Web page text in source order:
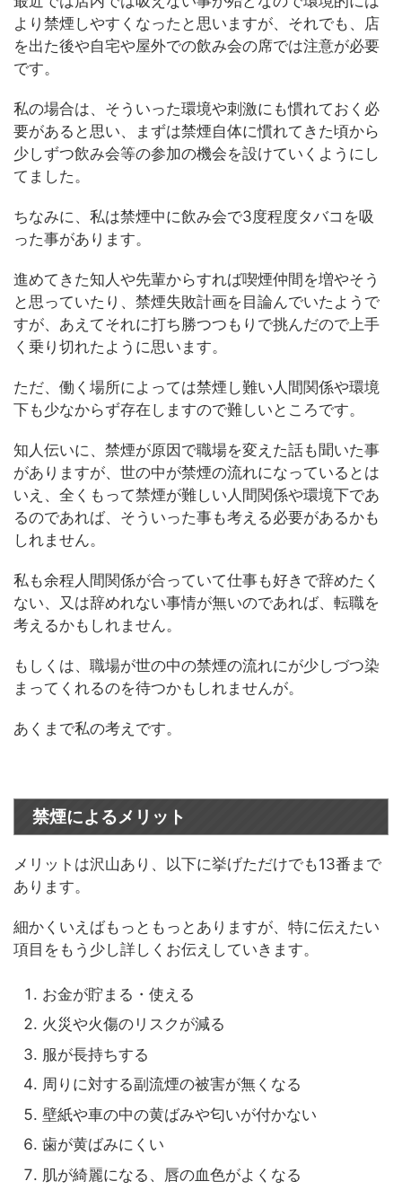
より禁煙しやすくなったと思いますが、それでも、店
を出た後や自宅や屋外での飲み会の席では注意が必要
です。
私の場合は、そういった環境や刺激にも慣れておく必
要があると思い、まずは禁煙自体に慣れてきた頃から
少しずつ飲み会等の参加の機会を設けていくようにし
てました。
ちなみに、私は禁煙中に飲み会で3度程度タバコを吸
った事があります。
進めてきた知人や先輩からすれば喫煙仲間を増やそう
と思っていたり、禁煙失敗計画を目論んでいたようで
すが、あえてそれに打ち勝つつもりで挑んだので上手
く乗り切れたように思います。
ただ、働く場所によっては禁煙し難い人間関係や環境
下も少なからず存在しますので難しいところです。
知人伝いに、禁煙が原因で職場を変えた話も聞いた事
がありますが、世の中が禁煙の流れになっているとは
いえ、全くもって禁煙が難しい人間関係や環境下であ
るのであれば、そういった事も考える必要があるかも
しれません。
私も余程人間関係が合っていて仕事も好きで辞めたく
ない、又は辞めれない事情が無いのであれば、転職を
考えるかもしれません。
もしくは、職場が世の中の禁煙の流れにが少しづつ染
まってくれるのを待つかもしれませんが。
あくまで私の考えです。
禁煙によるメリット
メリットは沢山あり、以下に挙げただけでも13番まで
あります。
細かくいえばもっともっとありますが、特に伝えたい
項目をもう少し詳しくお伝えしていきます。
お金が貯まる・使える
火災や火傷のリスクが減る
服が長持ちする
周りに対する副流煙の被害が無くなる
壁紙や車の中の黄ばみや匂いが付かない
歯が黄ばみにくい
肌が綺麗になる、唇の血色がよくなる